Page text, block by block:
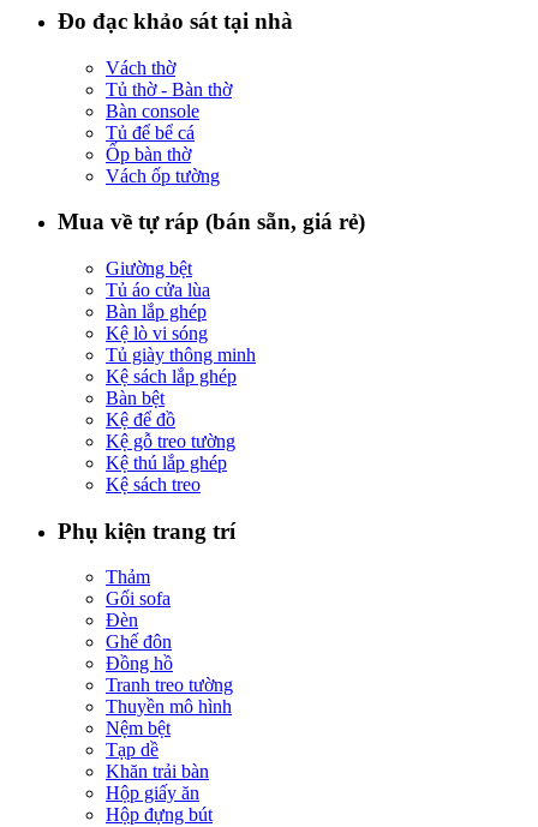
Đo đạc khảo sát tại nhà
Vách thờ
Tủ thờ - Bàn thờ
Bàn console
Tủ để bể cá
Ốp bàn thờ
Vách ốp tường
Mua về tự ráp (bán sẵn, giá rẻ)
Giường bệt
Tủ áo cửa lùa
Bàn lắp ghép
Kệ lò vi sóng
Tủ giày thông minh
Kệ sách lắp ghép
Bàn bệt
Kệ để đồ
Kệ gỗ treo tường
Kệ thú lắp ghép
Kệ sách treo
Phụ kiện trang trí
Thảm
Gối sofa
Đèn
Ghế đôn
Đồng hồ
Tranh treo tường
Thuyền mô hình
Nệm bệt
Tạp dề
Khăn trải bàn
Hộp giấy ăn
Hộp đựng bút